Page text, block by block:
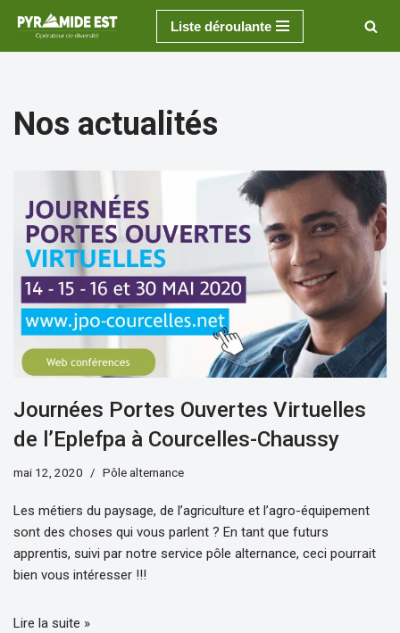
Aller
Liste déroulante
Nos actualités
Journées Portes Ouvertes Virtuelles
de l’Eplefpa à Courcelles-Chaussy
mai 12, 2020 Pôle alternance
Les métiers du paysage, de l’agriculture et l’agro-équipement
sont des choses qui vous parlent ? En tant que futurs
apprentis, suivi par notre service pôle alternance, ceci pourrait
bien vous intéresser !!!
Lire la suite »